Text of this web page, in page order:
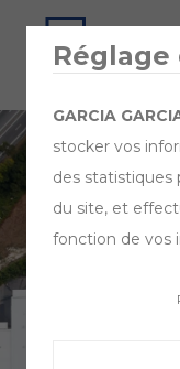
Réglage
GARCIA
stocker vos
des statistiques
du site, et
fonction de vos